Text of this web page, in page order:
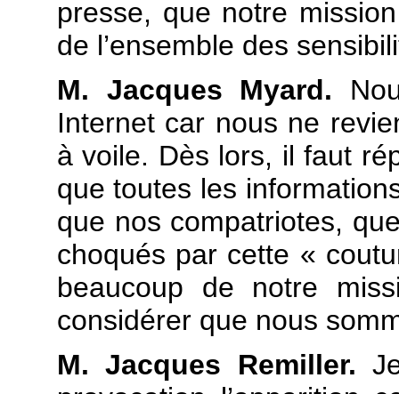
presse, que notre
de l’ensemble des
M. Jacques Myard.
Internet car nous ne
à voile. Dès lors, il faut
que toutes les
que nos compatriotes,
choqués par cette «
beaucoup de notre
considérer que nous
M. Jacques Remiller.